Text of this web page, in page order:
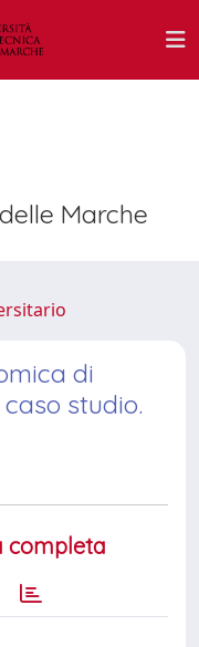
Marche
di
studio.
completa